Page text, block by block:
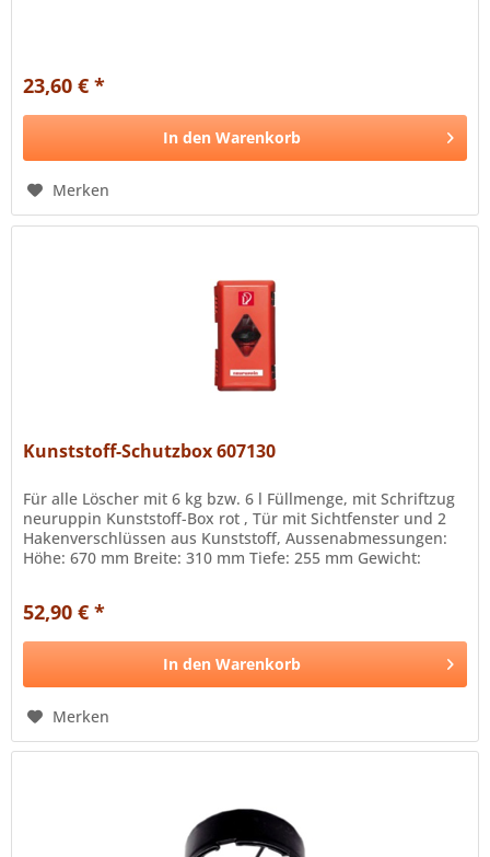
23,60 € *
In den Warenkorb
Merken
Kunststoff-Schutzbox 607130
Für alle Löscher mit 6 kg bzw. 6 l Füllmenge, mit Schriftzug
neuruppin Kunststoff-Box rot , Tür mit Sichtfenster und 2
Hakenverschlüssen aus Kunststoff, Aussenabmessungen:
Höhe: 670 mm Breite: 310 mm Tiefe: 255 mm Gewicht:
52,90 € *
In den Warenkorb
Merken